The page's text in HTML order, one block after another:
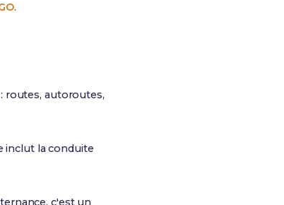
.
routes, autoroutes,
inclut la conduite
c'est un